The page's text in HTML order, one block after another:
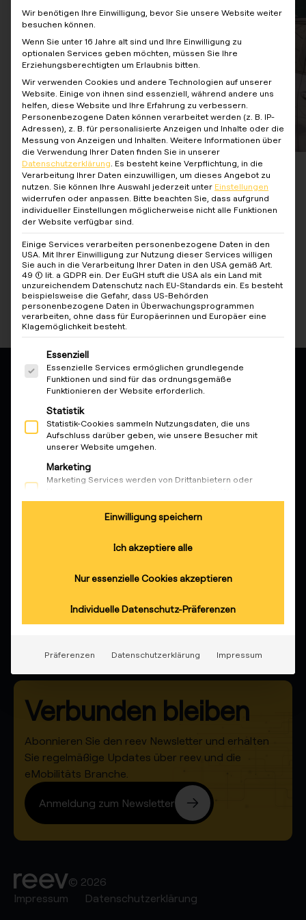
Jetzt kostenlos herunterladen
reev - We want to energize a
better future.
Lösungen
KundInnen
Über uns
Verbunden bleiben
Abonnieren Sie den reev Newsletter und erhalten
Sie regelmäßige Updates über reev und die
eMobilitäts Branche.
Anmeldung zum Newsletter
© 2026
Impressum
Datenschutzerklärung
Wir benötigen Ihre Einwilligung, bevor Sie unsere Website weiter
besuchen können.
Wenn Sie unter 16 Jahre alt sind und Ihre Einwilligung zu
optionalen Services geben möchten, müssen Sie Ihre
Erziehungsberechtigten um Erlaubnis bitten.
Wir verwenden Cookies und andere Technologien auf unserer
Website. Einige von ihnen sind essenziell, während andere uns
helfen, diese Website und Ihre Erfahrung zu verbessern.
Personenbezogene Daten können verarbeitet werden (z. B. IP-
Adressen), z. B. für personalisierte Anzeigen und Inhalte oder die
Messung von Anzeigen und Inhalten. Weitere Informationen über
die Verwendung Ihrer Daten finden Sie in unserer
Datenschutzerklärung Es besteht keine Verpflichtung, in die
Verarbeitung Ihrer Daten einzuwilligen, um dieses Angebot zu
nutzen. Sie können Ihre Auswahl jederzeit unter Einstellungen
widerrufen oder anpassen. Bitte beachten Sie, dass aufgrund
individueller Einstellungen möglicherweise nicht alle Funktionen
der Website verfügbar sind.
Einige Services verarbeiten personenbezogene Daten in den
USA. Mit Ihrer Einwilligung zur Nutzung dieser Services willigen
Sie auch in die Verarbeitung Ihrer Daten in den USA gemäß Art.
49 (1) lit. a GDPR ein. Der EuGH stuft die USA als ein Land mit
unzureichendem Datenschutz nach EU-Standards ein. Es besteht
beispielsweise die Gefahr, dass US-Behörden
personenbezogene Daten in Überwachungsprogrammen
verarbeiten, ohne dass für Europäerinnen und Europäer eine
Klagemöglichkeit besteht.
Es folgt eine Liste der Service-Gruppen, für die eine
Essenziell
Essenzielle Services ermöglichen grundlegende
Funktionen und sind für das ordnungsgemäße
Funktionieren der Website erforderlich.
Statistik
Statistik-Cookies sammeln Nutzungsdaten, die uns
Aufschluss darüber geben, wie unsere Besucher mit
unserer Website umgehen.
Marketing
Marketing Services werden von Drittanbietern oder
anzuzeigen. Sie tun dies, indem sie Besucher über
Websites hinweg verfolgen.
Inhalte von Videoplattformen und Social-Media-
diese Inhalte keine manuelle Einwilligung mehr
Einwilligung speichern
Ich akzeptiere alle
Nur essenzielle Cookies akzeptieren
Individuelle Datenschutz-Präferenzen
Präferenzen Datenschutzerklärung Impressum